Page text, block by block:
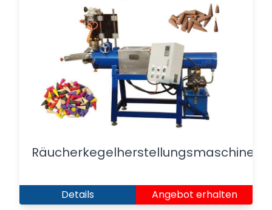
Räucherkegelherstellungsmaschine
Details Angebot erhalten